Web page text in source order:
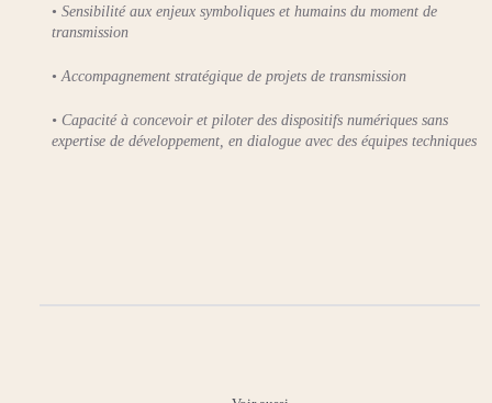
• Sensibilité aux enjeux symboliques et humains du moment de
transmission
• Accompagnement stratégique de projets de transmission
• Capacité à concevoir et piloter des dispositifs numériques sans
expertise de développement, en dialogue avec des équipes techniques